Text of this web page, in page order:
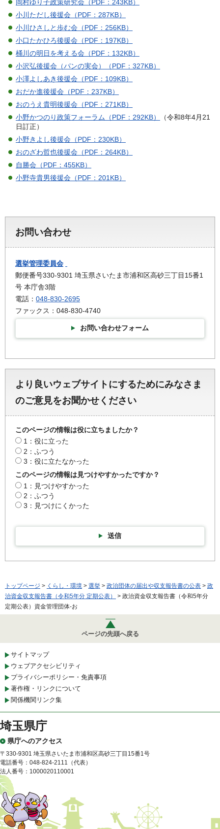
岡村ゆり子政策研究会（PDF：243KB）
小川ただし後援会（PDF：287KB）
小川ひさしと歩む会（PDF：256KB）
小口たかひろ後援会（PDF：197KB）
桶川の明日を考える会（PDF：132KB）
小沢弘後援会（パンの実会）（PDF：327KB）
小澤よしあき後援会（PDF：109KB）
おだか進後援会（PDF：237KB）
おのうえ貴明後援会（PDF：271KB）
小野かつのり政策フォーラム（PDF：292KB）
（令和8年4月21
日訂正）
小野きよし後援会（PDF：230KB）
おのざわ哲也後援会（PDF：264KB）
自勝会（PDF：455KB）
小野寺貴男後援会（PDF：201KB）
お問い合わせ
選挙管理委員会
郵便番号330-9301 埼玉県さいたま市浦和区高砂三丁目15番1
号 本庁舎3階
電話： 048-830-2695
ファックス：048-830-4740
お問い合わせフォーム
より良いウェブサイトにするためにみなさま
のご意見をお聞かせください
このページの情報は役に立ちましたか？
1：役に立った
2：ふつう
3：役に立たなかった
このページの情報は見つけやすかったですか？
1：見つけやすかった
2：ふつう
3：見つけにくかった
送信
トップページ > くらし・環境 > 選挙 > 政治団体の届出や収支報告書の公表 > 政
治資金収支報告書（令和5年分 定期公表）
> 政治資金収支報告書（令和5年分
定期公表）資金管理団体-お
ページの先頭へ戻る
サイトマップ
ウェブアクセシビリティ
プライバシーポリシー・免責事項
著作権・リンクについて
関係機関リンク集
埼玉県庁
県庁へのアクセス
〒330-9301 埼玉県さいたま市浦和区高砂三丁目15番1号
電話番号：048-824-2111（代表）
法人番号：1000020110001